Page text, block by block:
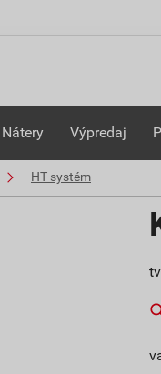
Nátery Výpredaj
HT systém